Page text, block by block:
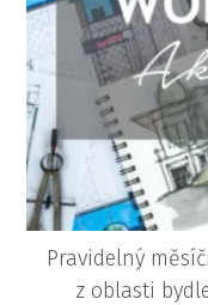
Pravidelný
z oblasti